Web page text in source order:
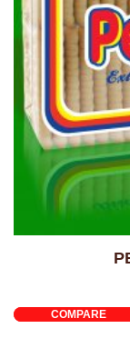
COMPARE